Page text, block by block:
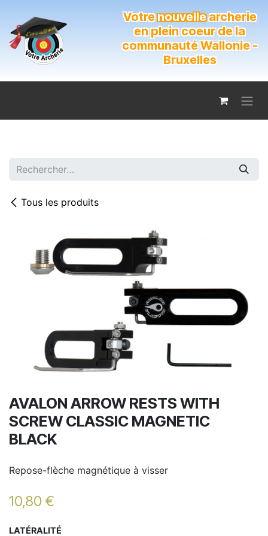
Votrenouvellearcherie
en plein coeur de la
communauté Wallonie -
Bruxelles
Tous les produits
AVALON ARROW RESTS WITH
SCREW CLASSIC MAGNETIC
BLACK
Repose-flèche magnétique à visser
10,80 €
LATÉRALITÉ